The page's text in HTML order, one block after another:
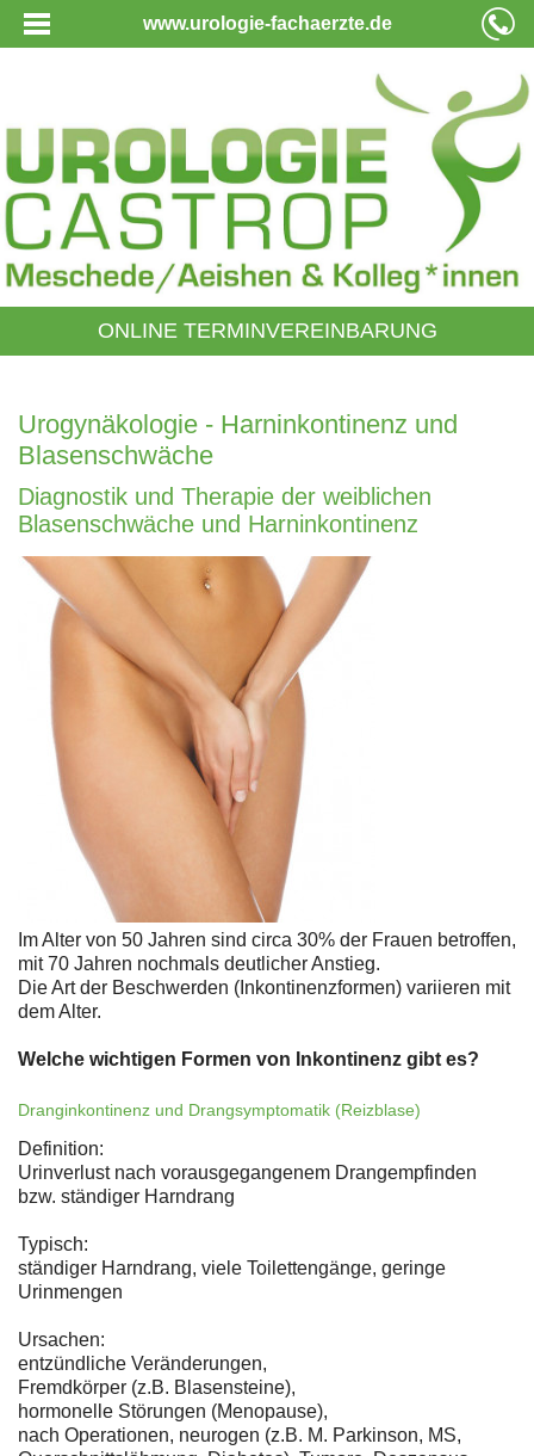
www.urologie-fachaerzte.de
ONLINE TERMINVEREINBARUNG
Urogynäkologie - Harninkontinenz und
Blasenschwäche
Diagnostik und Therapie der weiblichen
Blasenschwäche und Harninkontinenz
Im Alter von 50 Jahren sind circa 30% der Frauen betroffen,
mit 70 Jahren nochmals deutlicher Anstieg.
Die Art der Beschwerden (Inkontinenzformen) variieren mit
dem Alter.
Welche wichtigen Formen von Inkontinenz gibt es?
Dranginkontinenz und Drangsymptomatik (Reizblase)
Definition:
Urinverlust nach vorausgegangenem Drangempfinden
bzw. ständiger Harndrang
Typisch:
ständiger Harndrang, viele Toilettengänge, geringe
Urinmengen
Ursachen:
entzündliche Veränderungen,
Fremdkörper (z.B. Blasensteine),
hormonelle Störungen (Menopause),
nach Operationen, neurogen (z.B. M. Parkinson, MS,